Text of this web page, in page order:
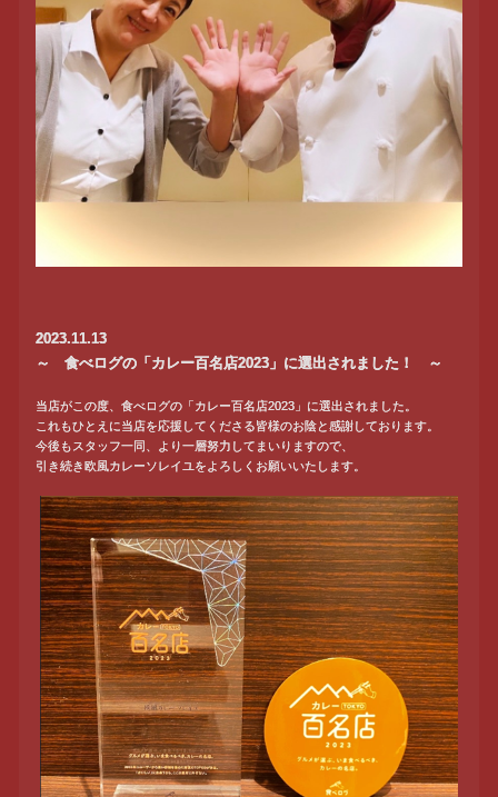
2023.11.13
～ 食べログの「カレー百名店2023」に選出されました！ ～
当店がこの度、食べログの「カレー百名店2023」に選出されました。
これもひとえに当店を応援してくださる皆様のお陰と感謝しております。
今後もスタッフ一同、より一層努力してまいりますので、
引き続き欧風カレーソレイユをよろしくお願いいたします。